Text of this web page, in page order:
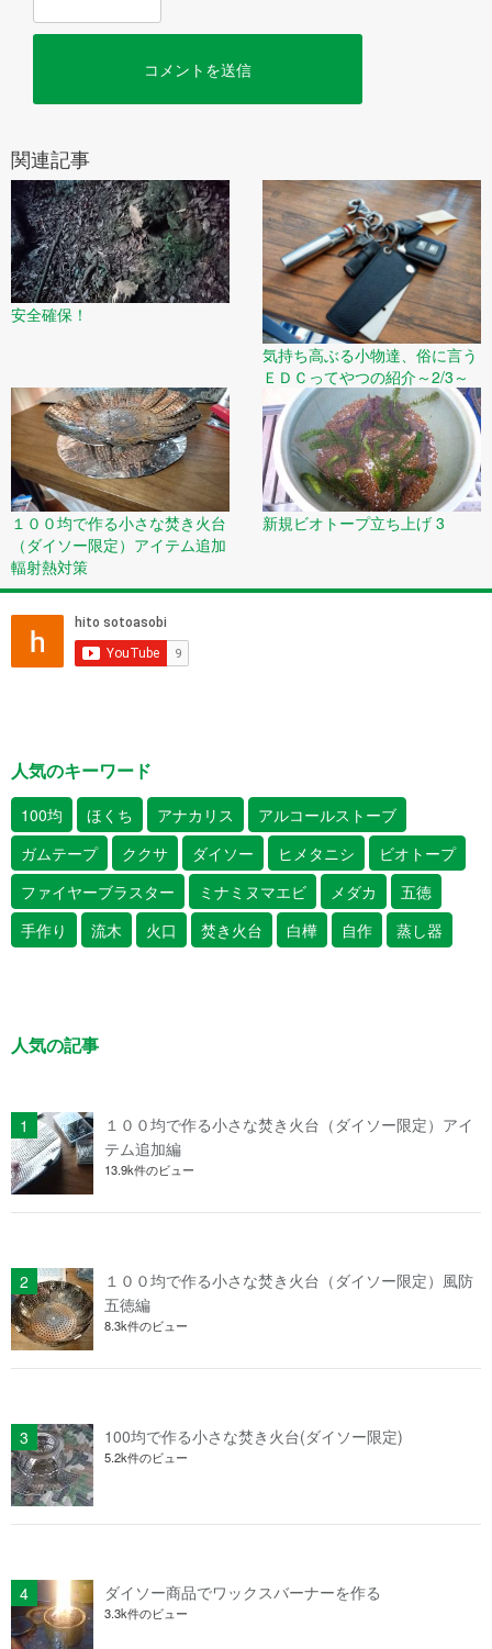
関連記事
安全確保！
気持ち高ぶる小物達、俗に言う
ＥＤＣってやつの紹介～2/3～
１００均で作る小さな焚き火台
（ダイソー限定）アイテム追加
輻射熱対策
新規ビオトープ立ち上げ 3
人気のキーワード
100均 ほくち アナカリス
アルコールストーブ
ガムテープ
ククサ ダイソー ヒメタニシ
ビオトープ
ファイヤーブラスター
ミナミヌマエビ メダカ
五徳
手作り
流木 火口 焚き火台 白樺 自作 蒸し器
人気の記事
１００均で作る小さな焚き火台（ダイソー限定）アイ
テム追加編
13.9k件のビュー
１００均で作る小さな焚き火台（ダイソー限定）風防
五徳編
8.3k件のビュー
100均で作る小さな焚き火台(ダイソー限定)
5.2k件のビュー
ダイソー商品でワックスバーナーを作る
3.3k件のビュー